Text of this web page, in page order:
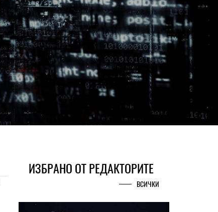
ИЗБРАНО ОТ РЕДАКТОРИТЕ
ВСИЧКИ